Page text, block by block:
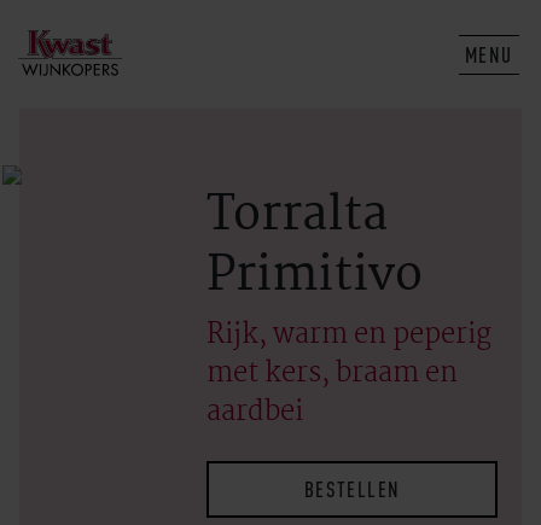
MENU
Torralta
Primitivo
Rijk, warm en peperig
met kers, braam en
aardbei
BESTELLEN